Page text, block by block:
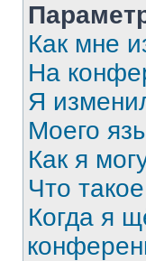
Как мне
На
Я
Моего
Как я
Что
Когда я